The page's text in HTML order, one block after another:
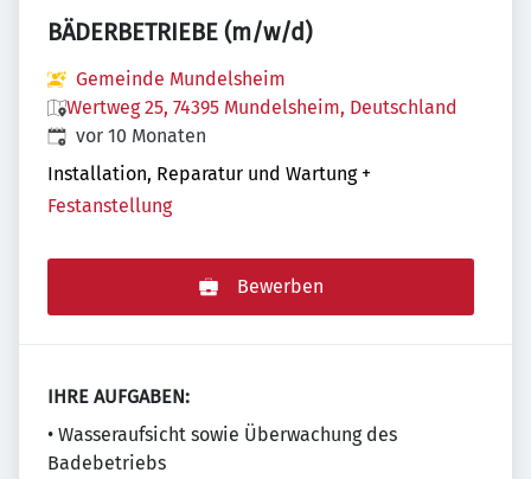
BÄDERBETRIEBE (m/w/d)
Gemeinde Mundelsheim
Wertweg 25, 74395 Mundelsheim, Deutschland
Veröffentlicht:
vor 10 Monaten
Installation, Reparatur und Wartung +
Festanstellung
Bewerben
IHRE AUFGABEN:
• Wasseraufsicht sowie Überwachung des
Badebetriebs